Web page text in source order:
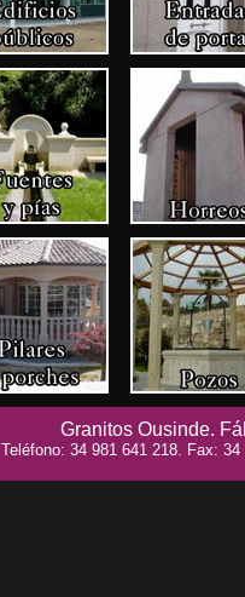
Granitos Ousinde.
Teléfono: 34 981 641 218. Fax: